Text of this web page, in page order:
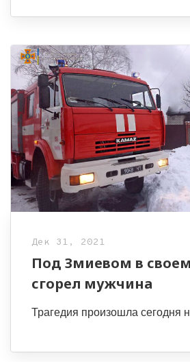
Дек 31, 2021
Под Змиевом в
сгорел мужчина
Трагедия произошла сегодня